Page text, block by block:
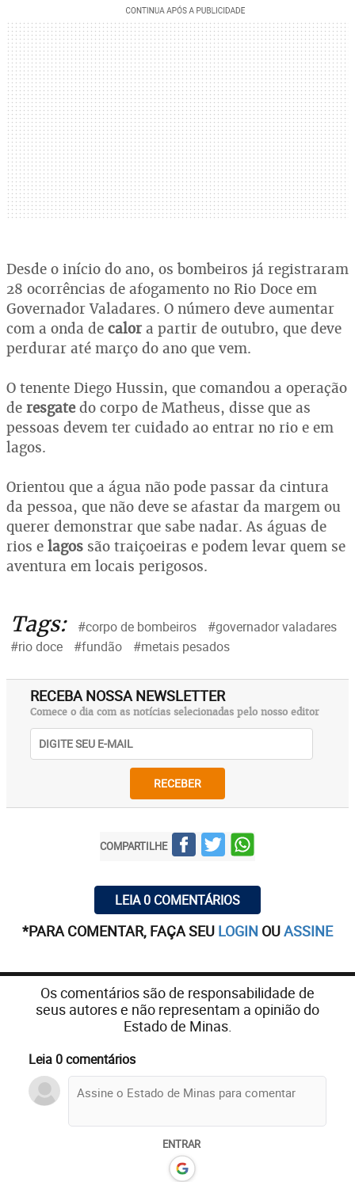
Desde o início do ano, os bombeiros já registraram
28 ocorrências de afogamento no Rio Doce em
Governador Valadares. O número deve aumentar
com a onda de calor a partir de outubro, que deve
perdurar até março do ano que vem.
O tenente Diego Hussin, que comandou a operação
de resgatedo corpo de Matheus, disse que as
pessoas devem ter cuidado ao entrar no rio e em
lagos.
Orientou que a água não pode passar da cintura
da pessoa, que não deve se afastar da margem ou
querer demonstrar que sabe nadar. As águas de
rios e lagos são traiçoeiras e podem levar quem se
aventura em locais perigosos.
Tags: #corpo de bombeiros
#governador valadares
#rio doce
#fundão #metais pesados
RECEBA NOSSA NEWSLETTER
Comece o dia com as notícias selecionadas pelo nosso editor
RECEBER
COMPARTILHE
LEIA 0 COMENTÁRIOS
*PARA COMENTAR, FAÇA SEU LOGIN OUASSINE
Os comentários são de responsabilidade de
seus autores e não representam a opinião do
Estado de Minas.
Leia 0 comentários
ENTRAR